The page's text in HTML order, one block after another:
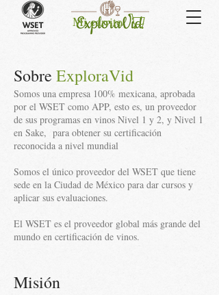
Mi carrito
Sobre ExploraVid
Somos una empresa 100% mexicana, aprobada
por el WSET como APP, esto es, un proveedor
de sus programas en vinos Nivel 1 y 2, y Nivel 1
en Sake, para obtener su certificación
reconocida a nivel mundial
Somos el único proveedor del WSET que tiene
sede en la Ciudad de México para dar cursos y
aplicar sus evaluaciones.
El WSET es el proveedor global más grande del
mundo en certificación de vinos.
Misión